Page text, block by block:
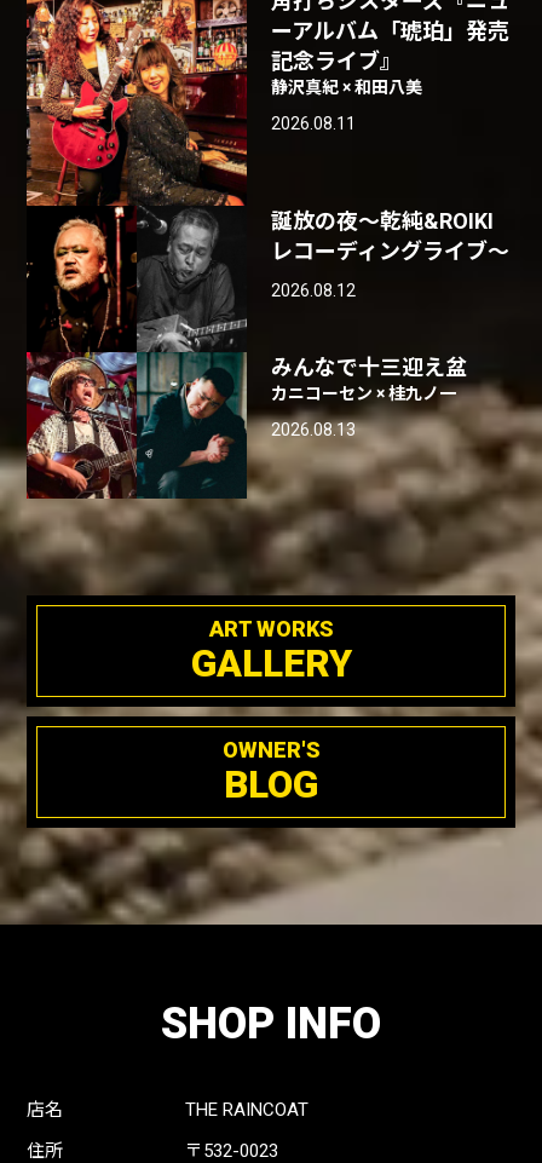
ーアルバム「琥珀」発売
記念ライブ』
静沢真紀 × 和田八美
2026.08.11
誕放の夜〜乾純&ROIKI
レコーディングライブ〜
2026.08.12
みんなで十三迎え盆
カニコーセン × 桂九ノ一
2026.08.13
ART WORKS
GALLERY
OWNER'S
BLOG
SHOP INFO
店名
THE RAINCOAT
住所
〒532-0023